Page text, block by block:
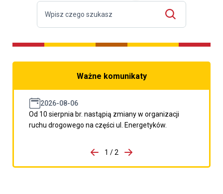
Ważne komunikaty
2026-08-06
Od 10 sierpnia br. nastąpią zmiany w organizacji
ruchu drogowego na części ul. Energetyków.
porzpedniego komunikatu
1 / 2
Przejdź do następnego